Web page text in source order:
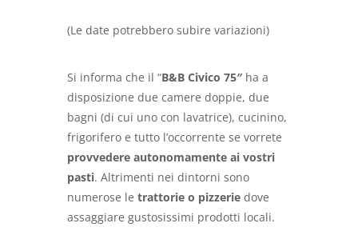
(Le date potrebbero subire variazioni)
Si informa che il “B&B Civico 75″ha a
disposizione due camere doppie, due
bagni (di cui uno con lavatrice), cucinino,
frigorifero e tutto l’occorrente se vorrete
provvedere autonomamente ai vostri
pasti. Altrimenti nei dintorni sono
numerose le trattorie o pizzerie dove
assaggiare gustosissimi prodotti locali.